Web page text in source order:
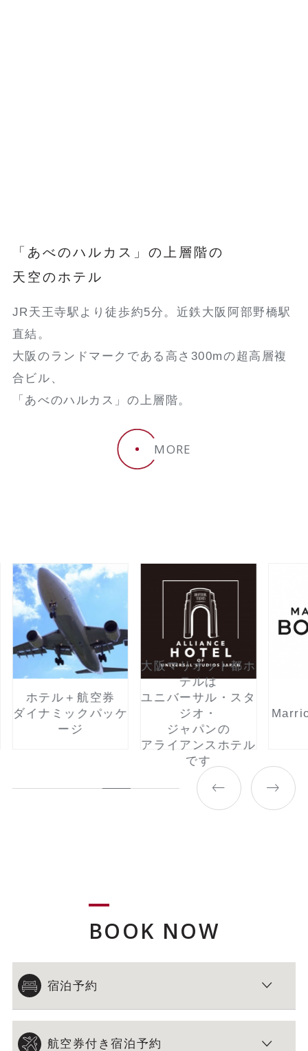
「あべのハルカス」の上層階の
天空のホテル
JR天王寺駅より徒歩約5分。近鉄大阪阿部野橋駅
直結。
大阪のランドマークである高さ300mの超高層複
合ビル、
「あべのハルカス」の上層階。
MORE
ホテル＋航空券
ダイナミックパッケ
ージ
大阪マリオット都ホ
テルは
ユニバーサル・スタ
ジオ・
ジャパンの
アライアンスホテル
です
BOOK NOW
宿泊予約
航空券付き宿泊予約